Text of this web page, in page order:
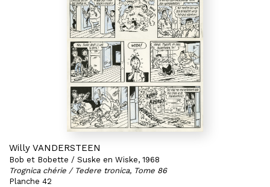
Willy VANDERSTEEN
Bob et Bobette / Suske en Wiske, 1968
Trognica chérie / Tedere tronica, Tome 86
Planche 42